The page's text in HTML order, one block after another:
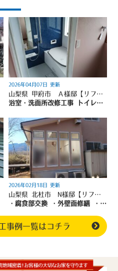
2026年04月07日 更新
山梨県 甲府市 Ａ様邸【リフォーム工事】｜山梨県地域密着型塗装店（塗装のカイト）
浴室・洗面所改修工事 トイレ改修工事 内壁塗装工事 畳→フローリング工事 給湯器交換 建具改修工事
2026年02月18日 更新
山梨県 北杜市 N様邸【リフォーム工事】｜山梨県地域密着型塗装店（塗装のカイト）
・腐食部交換 ・外壁面修繕 ・外壁塗装 ・室内塗装 ・洗面所工事
事例一覧はコチラ